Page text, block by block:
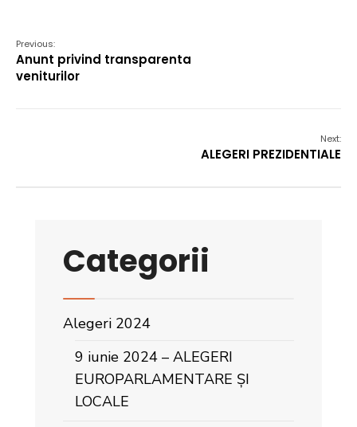
Previous:
Anunt privind transparenta
veniturilor
Next:
ALEGERI PREZIDENTIALE
Categorii
Alegeri 2024
9 iunie 2024 – ALEGERI
EUROPARLAMENTARE ȘI
LOCALE